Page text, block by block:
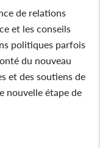
de relations
et les conseils
politiques parfois
du nouveau
et des soutiens de
nouvelle étape de